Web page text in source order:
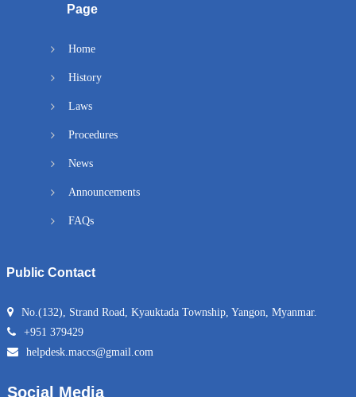
Page
Home
History
Laws
Procedures
News
Announcements
FAQs
Public Contact
No.(132), Strand Road, Kyauktada Township, Yangon, Myanmar.
+951 379429
helpdesk.maccs@gmail.com
Social Media